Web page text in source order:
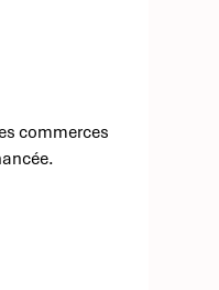
commerces